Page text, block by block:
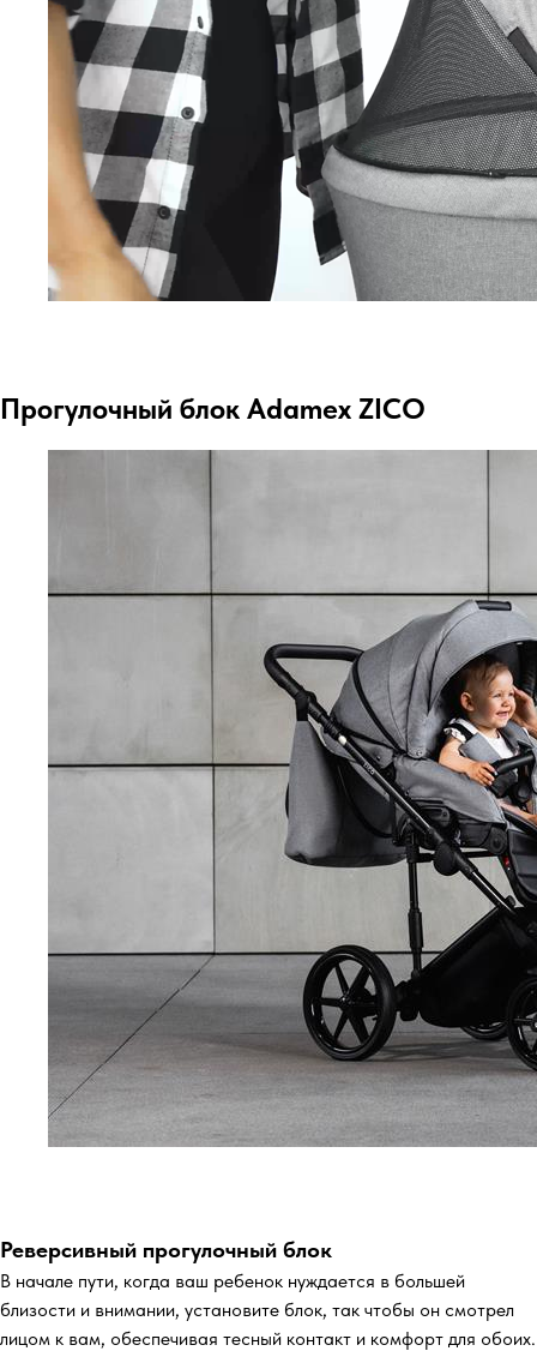
Прогулочный блок Adamex ZICO
Реверсивный прогулочный блок
В начале пути, когда ваш ребенок нуждается в большей
близости и внимании, установите блок, так чтобы он смотрел
лицом к вам, обеспечивая тесный контакт и комфорт для обоих.